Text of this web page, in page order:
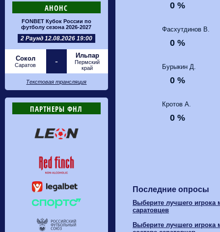
АНОНС
FONBET Кубок России по
футболу сезона 2026-2027
2 Раунд 12.08.2026 19:00
Сокол
Саратов -
Ильпар
Пермский
край
Текстовая трансляция
ПАРТНЕРЫ ФНЛ
0 %
Фасхутдинов В.
0 %
Бурыкин Д.
0 %
Кротов А.
0 %
Последние опросы
Выберите лучшего игрока
саратовцев
Выберите лучшего